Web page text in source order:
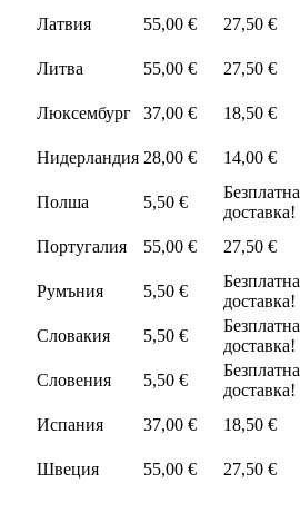
Латвия
55,00 € 27,50 €
Литва
55,00 € 27,50 €
Люксембург
37,00 € 18,50 €
Нидерландия 28,00 € 14,00 €
Полша
5,50 €
Безплатна
доставка!
Португалия
55,00 € 27,50 €
Румъния
5,50 €
Безплатна
доставка!
Словакия
5,50 €
Безплатна
доставка!
Словения
5,50 €
Безплатна
доставка!
Испания
37,00 € 18,50 €
Швеция
55,00 € 27,50 €